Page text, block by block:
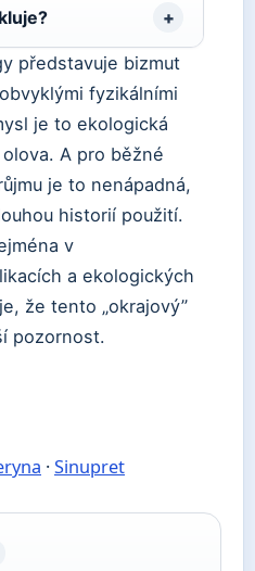
představuje bizmut
fyzikálními
je to ekologická
A pro běžné
je to nenápadná,
historií použití.
v
a ekologických
že tento „okrajový”
pozornost.
·Sinupret